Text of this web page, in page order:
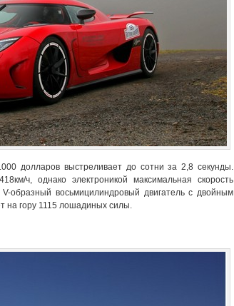
долларов выстреливает до сотни за 2,8 секунды.
ч, однако электроникой максимальная скорость
образный восьмицилиндровый двигатель с двойным
на гору 1115 лошадиных силы.